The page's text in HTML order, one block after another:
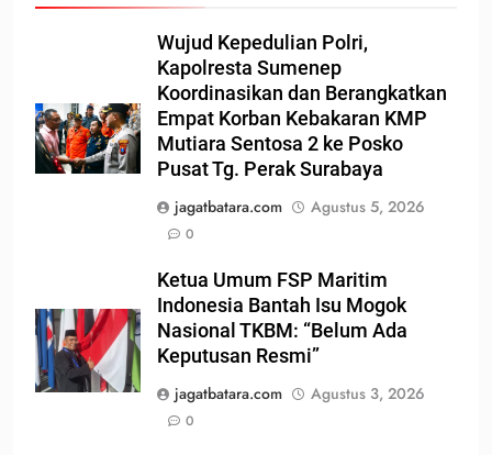
Wujud Kepedulian Polri,
Kapolresta Sumenep
Koordinasikan dan Berangkatkan
Empat Korban Kebakaran KMP
Mutiara Sentosa 2 ke Posko
Pusat Tg. Perak Surabaya
jagatbatara.com
Agustus 5, 2026
0
Ketua Umum FSP Maritim
Indonesia Bantah Isu Mogok
Nasional TKBM: “Belum Ada
Keputusan Resmi”
jagatbatara.com
Agustus 3, 2026
0